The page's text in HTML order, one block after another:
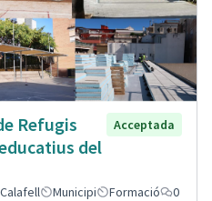
Refugis
del
Acceptada
Municipi Formació
0